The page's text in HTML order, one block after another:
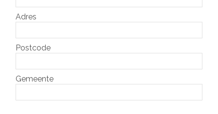
Adres
Postcode
Gemeente